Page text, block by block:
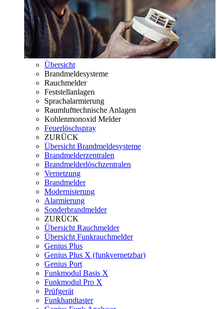
Übersicht
Brandmeldesysteme
Rauchmelder
Feststellanlagen
Sprachalarmierung
Raumlufttechnische Anlagen
Kohlenmonoxid Melder
Feuerlöschspray
ZURÜCK
Übersicht Brandmeldesysteme
Brandmelderzentralen
Brandmelderlöschzentralen
Vernetzung
Brandmelder
Modernisierung
Alarmierung
Sonderbrandmelder
ZURÜCK
Übersicht Rauchmelder
Übersicht Funkrauchmelder
Genius Plus
Genius Plus X (funkvernetzbar)
Genius Port
Funkmodul Basis X
Funkmodul Pro X
Prüfgerät
Funkhandtaster